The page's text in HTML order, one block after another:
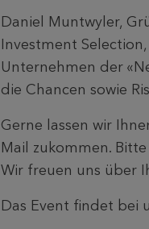
Daniel Muntwyler,
Investment
Unternehmen der
die Chancen sowie
Gerne lassen wir
Mail zukommen.
Wir freuen uns über
Das Event findet bei